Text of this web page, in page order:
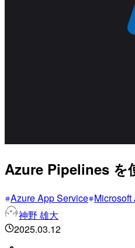
Azure Pipelines を
Azure App Service Microsoft
神野 雄大
2025.03.12